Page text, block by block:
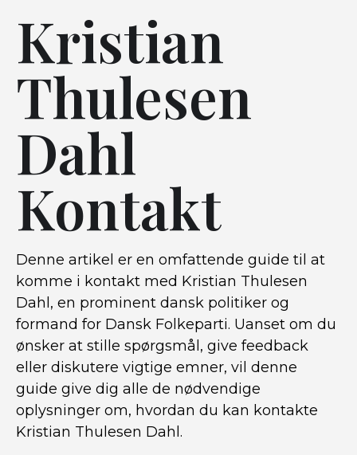
Kristian
Thulesen
Dahl
Kontakt
Denne artikel er en omfattende guide til at
komme i kontakt med Kristian Thulesen
Dahl, en prominent dansk politiker og
formand for Dansk Folkeparti. Uanset om du
ønsker at stille spørgsmål, give feedback
eller diskutere vigtige emner, vil denne
guide give dig alle de nødvendige
oplysninger om, hvordan du kan kontakte
Kristian Thulesen Dahl.